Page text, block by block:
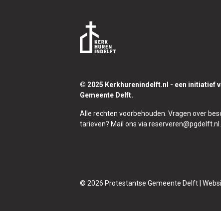
© 2025 Kerkhurenindelft.nl - een initiatief
Gemeente Delft.
Alle rechten voorbehouden. Vragen over
tarieven? Mail ons via reserveren@pgdelft.nl.
© 2026 Protestantse Gemeente Delft |